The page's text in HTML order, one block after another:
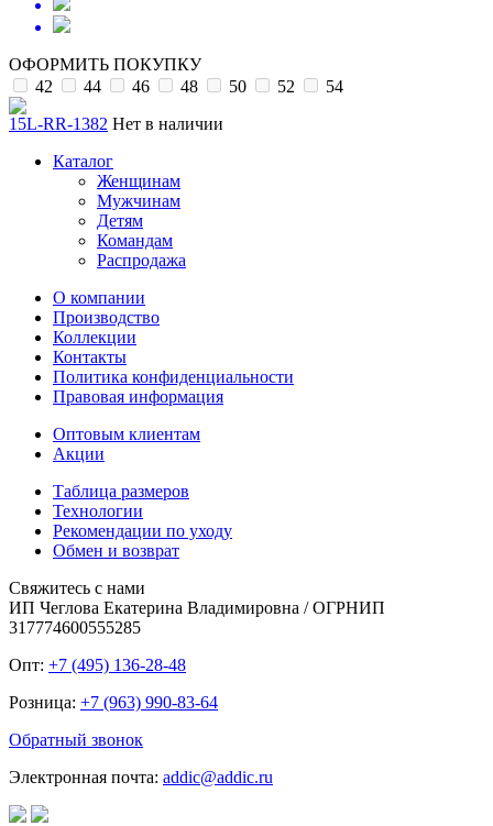
ОФОРМИТЬ ПОКУПКУ
42
44 46 48 50 52
54
15L-RR-1382 Нет в наличии
Каталог
Женщинам
Мужчинам
Детям
Командам
Распродажа
О компании
Производство
Коллекции
Контакты
Политика конфиденциальности
Правовая информация
Оптовым клиентам
Акции
Таблица размеров
Технологии
Рекомендации по уходу
Обмен и возврат
Свяжитесь с нами
ИП Чеглова Екатерина Владимировна / ОГРНИП
317774600555285
Опт: +7 (495) 136-28-48
Розница: +7 (963) 990-83-64
Обратный звонок
Электронная почта: addic@addic.ru